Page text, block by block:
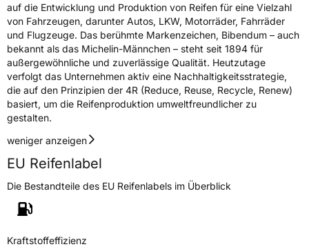
auf die Entwicklung und Produktion von Reifen für eine Vielzahl
von Fahrzeugen, darunter Autos, LKW, Motorräder, Fahrräder
und Flugzeuge. Das berühmte Markenzeichen, Bibendum – auch
bekannt als das Michelin-Männchen – steht seit 1894 für
außergewöhnliche und zuverlässige Qualität. Heutzutage
verfolgt das Unternehmen aktiv eine Nachhaltigkeitsstrategie,
die auf den Prinzipien der 4R (Reduce, Reuse, Recycle, Renew)
basiert, um die Reifenproduktion umweltfreundlicher zu
gestalten.
weniger anzeigen
EU Reifenlabel
Die Bestandteile des EU Reifenlabels im Überblick
Kraftstoffeffizienz